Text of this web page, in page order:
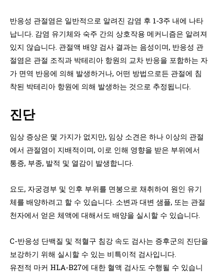
반응성 관절염은 일반적으로 알려진 감염 후 1-3주 내에 나타
납니다. 감염 유기체와 숙주 간의 상호작용 메커니즘은 알려져
있지 않습니다. 관절액 배양 검사 결과는 음성이며, 반응성 관
절염은 관절 조직과 박테리아 항원의 교차 반응을 포함하는 자
가 면역 반응에 의해 발생하거나, 어떤 방법으로든 관절에 침
착된 박테리아 항원에 의해 발생하는 것으로 추정됩니다.
진단
임상 증상은 몇 가지가 없지만, 임상 소견은 하나 이상의 관절
에서 관절염이 지배적이며, 이로 인해 영향을 받은 부위에서
통증, 부종, 발적 및 열감이 발생합니다.
요도, 자궁경부 및 인후 부위를 면봉으로 채취하여 원인 유기
체를 배양하려고 할 수 있습니다. 소변과 대변 샘플, 또는 관절
천자에서 얻은 체액에 대해서도 배양을 실시할 수 있습니다.
C-반응성 단백질 및 적혈구 침강 속도 검사는 증후군의 진단을
보강하기 위해 실시할 수 있는 비특이적 검사입니다.
유전적 마커 HLA-B27에 대한 혈액 검사도 수행될 수 있습니